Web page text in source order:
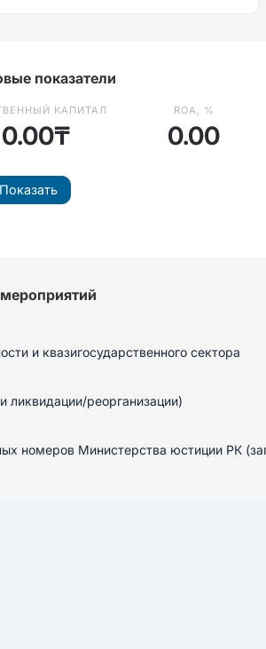
показатели
КАПИТАЛ
0.00₸
ROA, %
0.00
Показать
и квазигосударственного сектора
ликвидации/реорганизации)
номеров Министерства юстиции РК